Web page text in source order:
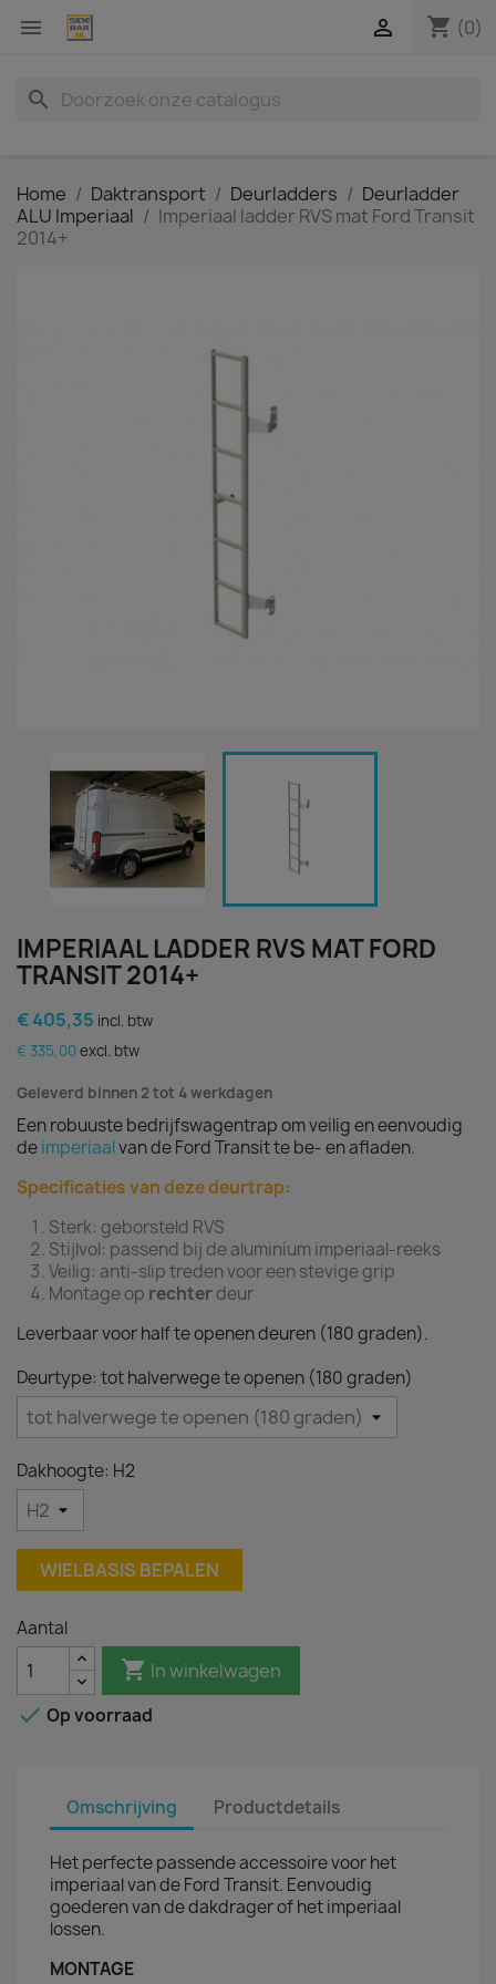
 shopping_cart (0)

search
Home Daktransport Deurladders
Deurladder
ALU Imperiaal
Imperiaal ladder RVS mat Ford Transit
2014+
IMPERIAAL LADDER RVS MAT FORD
TRANSIT 2014+
€ 405,35 incl. btw
€ 335,00 excl. btw
Geleverd binnen 2 tot 4 werkdagen
Een robuuste bedrijfswagentrap om veilig en eenvoudig
deimperiaalvan de Ford Transit te be- en afladen.
Specificaties van deze deurtrap:
Sterk: geborsteld RVS
Stijlvol: passend bij de aluminium imperiaal-reeks
Veilig: anti-slip treden voor een stevige grip
Montage op rechterdeur
Leverbaar voor half te openen deuren (180 graden).
Deurtype: tot halverwege te openen (180 graden)
Dakhoogte: H2
WIELBASIS BEPALEN
Aantal
 In winkelwagen
 Op voorraad
Omschrijving Productdetails
Het perfecte passende accessoire voor het
imperiaal van de Ford Transit. Eenvoudig
goederen van de dakdrager of het imperiaal
lossen.
MONTAGE